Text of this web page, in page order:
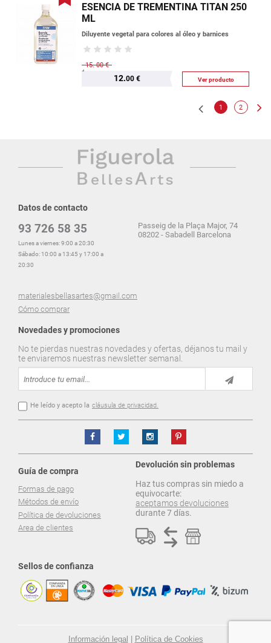
ESENCIA DE TREMENTINA TITAN 250
ML
Diluyente vegetal para colores al óleo y barnices
15.00 €
12.00 € Ver producto
1 2
Datos de contacto
93 726 58 35
Lunes a viernes: 9:00 a 20:30
Sábado: 10:00 a 13:45 y 17:00 a
20:30
materialesbellasartes@gmail.com
Cómo comprar
Passeig de la Plaça Major, 74
08202 - Sabadell Barcelona
Novedades y promociones
No te pierdas nuestras novedades y ofertas, déjanos tu mail y
te enviaremos nuestras newsletter semanal.
He leído y acepto la cláusula de privacidad.
Guía de compra
Formas de pago
Métodos de envío
Política de devoluciones
Area de clientes
Devolución sin problemas
Haz tus compras sin miedo a
equivocarte:
aceptamos devoluciones
durante 7 días.
Sellos de confianza
Información legal Política de Cookies